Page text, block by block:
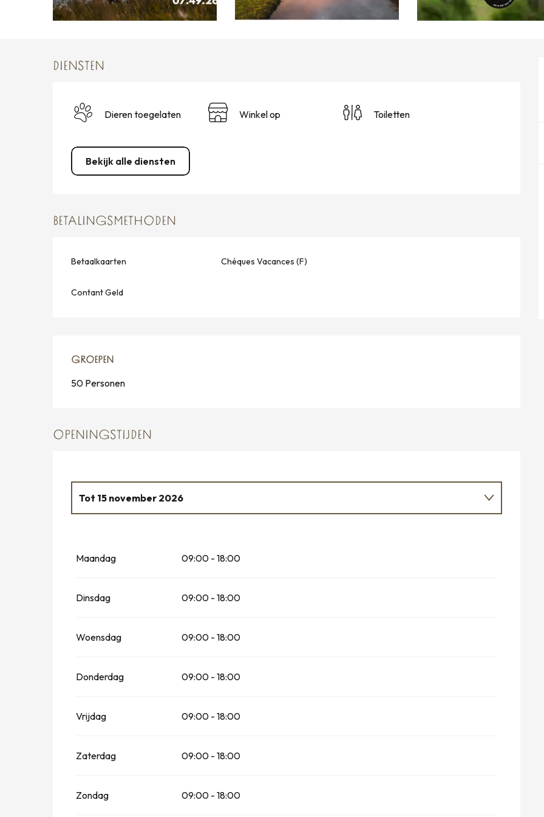
DIENSTEN
Dieren toegelaten Winkel op Toiletten
Bekijk alle diensten
BETALINGSMETHODEN
Betaalkaarten Chéques Vacances (F)
Contant Geld
GROEPEN
GROEPEN
50 Personen
OPENINGSTIJDEN
Tot 15 november 2026
Maandag 09:00 - 18:00
Dinsdag 09:00 - 18:00
Woensdag 09:00 - 18:00
Donderdag 09:00 - 18:00
Vrijdag 09:00 - 18:00
Zaterdag 09:00 - 18:00
Zondag 09:00 - 18:00